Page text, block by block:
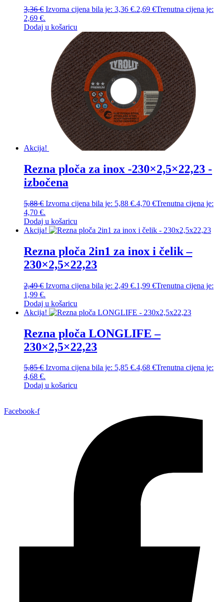
3,36€ Izvorna cijena bila je: 3,36 €.2,69 €Trenutna cijena je:
2,69 €.
Dodaj u košaricu
Akcija!
Rezna ploča za inox -230×2,5×22,23 -
izbočena
5,88€ Izvorna cijena bila je: 5,88 €.4,70 €Trenutna cijena je:
4,70 €.
Dodaj u košaricu
Akcija!
Rezna ploča 2in1 za inox i čelik –
230×2,5×22,23
2,49€ Izvorna cijena bila je: 2,49 €.1,99 €Trenutna cijena je:
1,99 €.
Dodaj u košaricu
Akcija!
Rezna ploča LONGLIFE –
230×2,5×22,23
5,85€ Izvorna cijena bila je: 5,85 €.4,68 €Trenutna cijena je:
4,68 €.
Dodaj u košaricu
Facebook-f